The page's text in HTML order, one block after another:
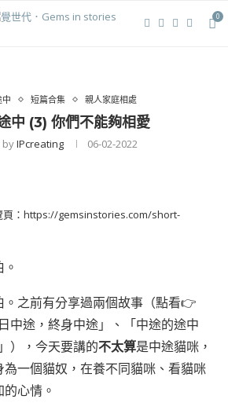
0
中 短篇合集 親人家庭相處
中 (3) 你們不能夠相愛
byIPcreating 06-02-2022
： https://gemsinstories.com/short-
。之前有分享過兩個故事（點看👉
中途，終身中途」、「中途的途中
」），今天要講的不太算是中途貓咪，
一個貓奴，在養不同貓咪、看貓咪
心情。